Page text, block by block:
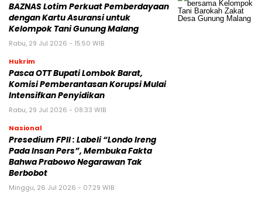
BAZNAS Lotim Perkuat Pemberdayaan
dengan Kartu Asuransi untuk
Kelompok Tani Gunung Malang
Rabu, 29 Jul 2026 - 15:50 WIB
Hukrim
Pasca OTT Bupati Lombok Barat,
Komisi Pemberantasan Korupsi Mulai
Intensifkan Penyidikan
Rabu, 29 Jul 2026 - 08:33 WIB
Nasional
Presedium FPII : Labeli “Londo Ireng
Pada Insan Pers”, Membuka Fakta
Bahwa Prabowo Negarawan Tak
Berbobot
Minggu, 26 Jul 2026 - 07:29 WIB